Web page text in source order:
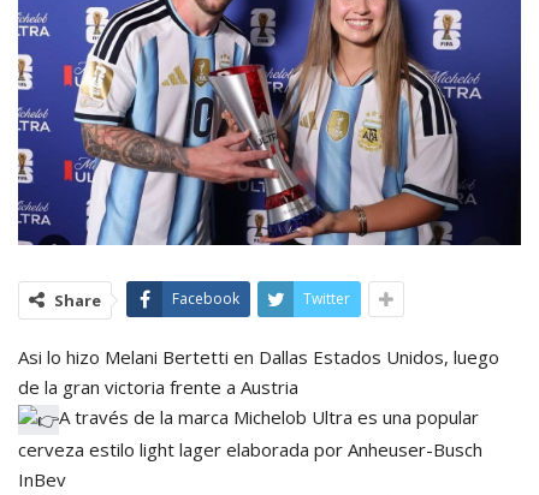
Share Facebook Twitter
Asi lo hizo Melani Bertetti en Dallas Estados Unidos, luego
de la gran victoria frente a Austria
A través de la marca Michelob Ultra es una popular
cerveza estilo light lager elaborada por Anheuser-Busch
InBev